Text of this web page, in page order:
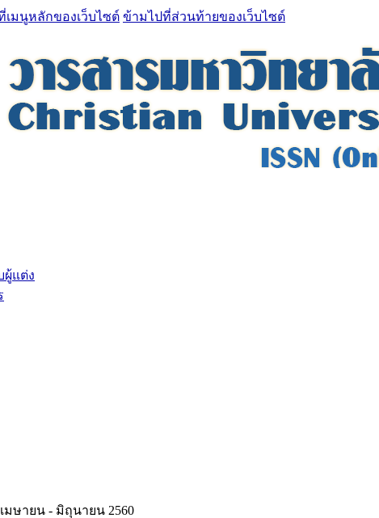
เมนูหลักของเว็บไซต์ ข้ามไปที่ส่วนท้ายของเว็บไซต์
ผู้แต่ง
มษายน - มิถุนายน 2560